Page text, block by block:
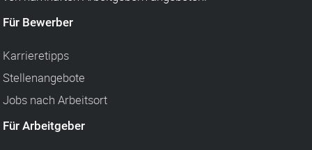
Für Bewerber
Karrieretipps
Stellenangebote
Jobs nach Arbeitsort
Für Arbeitgeber